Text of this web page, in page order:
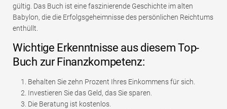
gültig. Das Buch ist eine faszinierende Geschichte im alten
Babylon, die die Erfolgsgeheimnisse des persönlichen Reichtums
enthüllt.
Wichtige Erkenntnisse aus diesem Top-
Buch zur Finanzkompetenz:
Behalten Sie zehn Prozent Ihres Einkommens für sich.
Investieren Sie das Geld, das Sie sparen.
Die Beratung ist kostenlos.